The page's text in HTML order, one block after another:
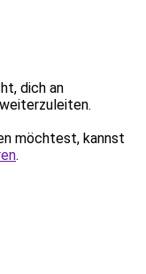
dich an
weiterzuleiten.
möchtest, kannst
.